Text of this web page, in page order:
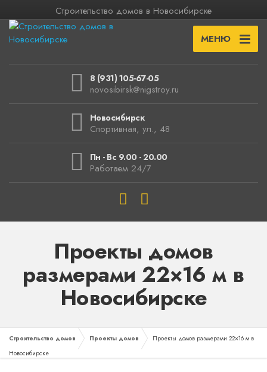
Строительство домов в Новосибирске
МЕНЮ
8 (931) 105-67-05
novosibirsk@nigstroy.ru
Новосибирск
Спортивная, ул., 48
Пн - Вс 9.00 - 20.00
Работаем 24/7
Проекты домов
размерами 22×16 м в
Новосибирске
Строительство домов Проекты домов
Проекты домов размерами 22×16 м в
Новосибирске